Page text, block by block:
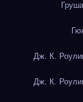
Груша
Дж. К.
Дж. К.